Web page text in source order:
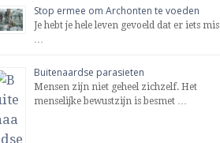
Stop ermee om Archonten te voeden
Je hebt je hele leven gevoeld dat er iets mis
…
Buitenaardse parasieten
Mensen zijn niet geheel zichzelf. Het
menselijke bewustzijn is besmet …